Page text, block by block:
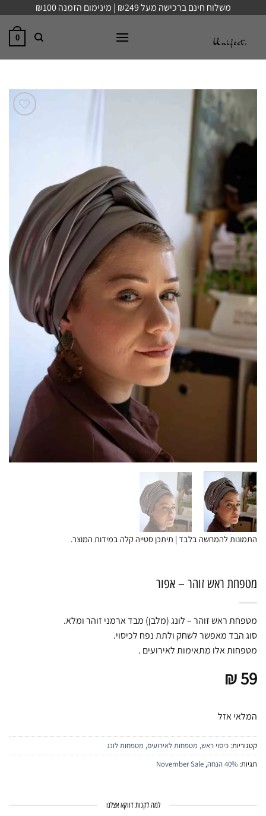
content
משלוח חינם ברכישה מעל ₪249 | מינימום הזמנה ₪100
0
התמונות להמחשה בלבד | תיתכן סטייה קלה במידות המוצר.
מטפחת ראש זוהר – אפור
מטפחת ראש זוהר – לונג (מלבן) מבד ארמני זוהר ומלא.
סוג הבד מאפשר לשחק ולתת נפח לכיסוי.
מטפחות אלו מתאימות לאירועים .
₪59
המלאי אזל
קטגוריות: כיסוי ראש, מטפחות לאירועים, מטפחות לונג
תגיות: 40% הנחה ,
November Sale
למה לקנות דווקא אצלנו